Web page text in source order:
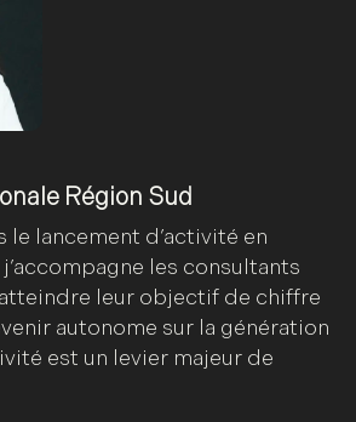
Région Sud
le lancement d’activité en
les consultants
leur objectif de chiffre
autonome sur la génération
est un levier majeur de